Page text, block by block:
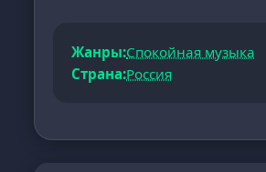
Жанры:Спокойная музыка
Страна:Россия